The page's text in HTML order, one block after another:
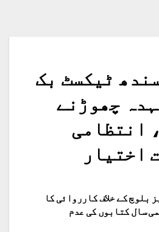
ٹیکسٹ بک
چھوڑنے
انتظامی
اختیار
بلوچ کے خلاف کارروائی کا
سال کتابوں کی عدم